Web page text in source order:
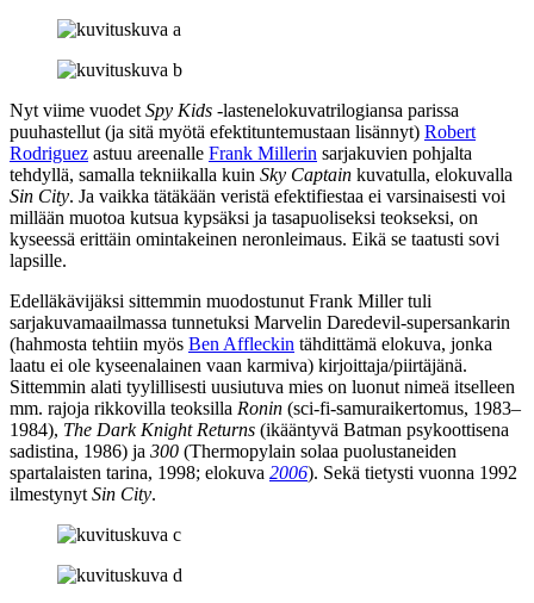
Nyt viime vuodet Spy Kids ‑lastenelokuvatrilogiansa parissa
puuhastellut (ja sitä myötä efektituntemustaan lisännyt) Robert
Rodriguez astuu areenalle Frank Millerin sarjakuvien pohjalta
tehdyllä, samalla tekniikalla kuin Sky Captain kuvatulla, elokuvalla
Sin City. Ja vaikka tätäkään veristä efektifiestaa ei varsinaisesti voi
millään muotoa kutsua kypsäksi ja tasapuoliseksi teokseksi, on
kyseessä erittäin omintakeinen neronleimaus. Eikä se taatusti sovi
lapsille.
Edelläkävijäksi sittemmin muodostunut Frank Miller tuli
sarjakuvamaailmassa tunnetuksi Marvelin Daredevil-supersankarin
(hahmosta tehtiin myös Ben Affleckin tähdittämä elokuva, jonka
laatu ei ole kyseenalainen vaan karmiva) kirjoittaja/piirtäjänä.
Sittemmin alati tyylillisesti uusiutuva mies on luonut nimeä itselleen
mm. rajoja rikkovilla teoksilla Ronin (sci‑fi-samuraikertomus, 1983–
1984), The Dark Knight Returns (ikääntyvä Batman psykoottisena
sadistina, 1986) ja 300 (Thermopylain solaa puolustaneiden
spartalaisten tarina, 1998; elokuva 2006). Sekä tietysti vuonna 1992
ilmestynyt Sin City.